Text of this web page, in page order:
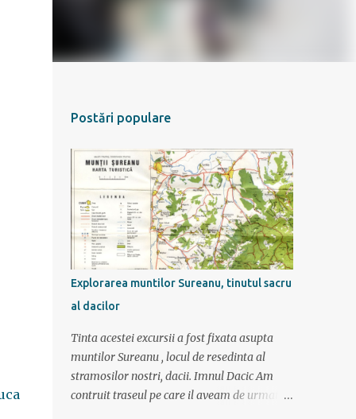
Postări populare
Explorarea muntilor Sureanu, tinutul sacru
al dacilor
Tinta acestei excursii a fost fixata asupta
muntilor Sureanu , locul de resedinta al
stramosilor nostri, dacii. Imnul Dacic Am
contruit traseul pe care il aveam de urmat